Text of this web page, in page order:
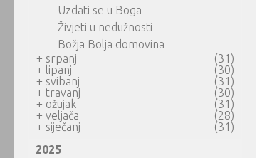
Uzdati se u Boga
Živjeti u nedužnosti
Božja Bolja domovina
+ srpanj
(31)
+ lipanj
(30)
+ svibanj
(31)
+ travanj
(30)
+ ožujak
(31)
+ veljača
(28)
+ siječanj
(31)
2025